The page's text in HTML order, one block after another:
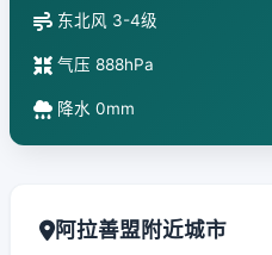
东北风 3-4级
气压 888hPa
降水 0mm
阿拉善盟附近城市